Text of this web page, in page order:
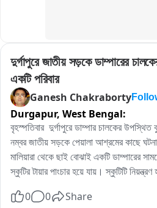
দুর্গাপুরে জাতীয় সড়কে ডাম্পারের
একটি পরিবার
Ganesh Chakraborty
Durgapur, West Bengal:
বৃহস্পতিবার  দুর্গাপুরে ডাম্পার চালকের
নম্বর জাতীয় সড়কে পেয়ালা আশ্রমের কাছে
মালিয়ারা থেকে ছাই বোঝাই একটি ডাম্পারের
স্কুটির টায়ার পাংচার হয়ে যায়। স্কুটিটি
আরোহীরা অল্পবিস্তর লাগলে ও বড়সড় আঘাত
0 0 Share